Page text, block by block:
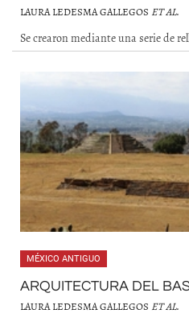
LAURA LEDESMA GALLEGOS ET AL.
Se crearon mediante una serie de
MÉXICO ANTIGUO
ARQUITECTURA DEL
LAURA LEDESMA GALLEGOS ET AL.